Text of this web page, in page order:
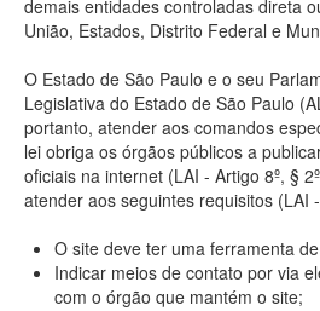
demais entidades controladas direta
União, Estados, Distrito Federal e
O Estado de São Paulo e o seu
Legislativa do Estado de São Paulo
portanto, atender aos comandos
lei obriga os órgãos públicos a
oficiais na internet (LAI - Artigo 8º, §
atender aos seguintes requisitos (LAI
O site deve ter uma ferramenta
Indicar meios de contato por via
com o órgão que mantém o site;